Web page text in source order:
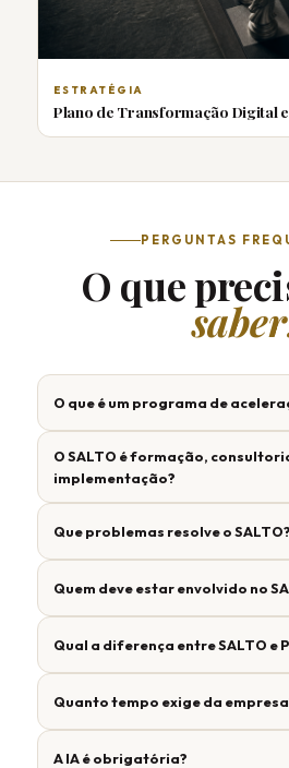
ESTRATÉGIA
Plano de Transformação Digital
PERGUNTAS
O que
O que é um programa de
O SALTO é formação,
implementação?
Que problemas resolve o SALTO?
Quem deve estar envolvido no
Qual a diferença entre SALTO e
Quanto tempo exige da
A IA é obrigatória?